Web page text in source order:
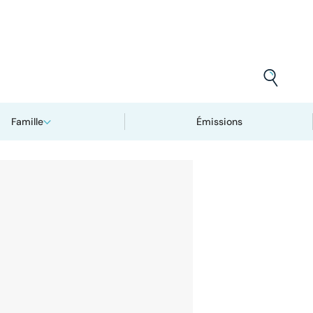
Famille Émissions